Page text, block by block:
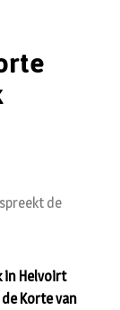
de
in Helvoirt
Korte van